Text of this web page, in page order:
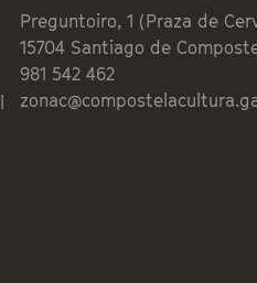
Preguntoiro, 1 (Praza de
15704 Santiago de
981 542 462